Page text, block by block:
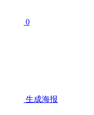
0
生成海报